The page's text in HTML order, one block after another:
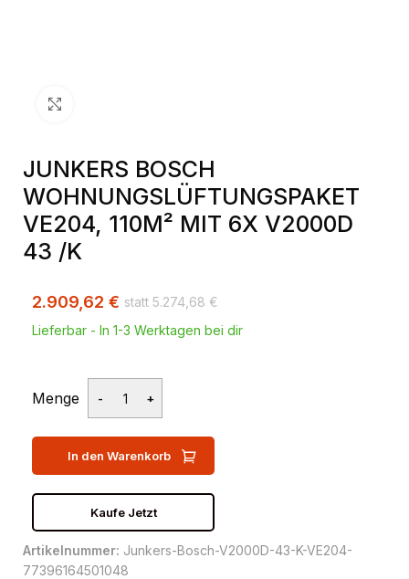
JUNKERS BOSCH
WOHNUNGSLÜFTUNGSPAKET
VE204, 110M² MIT 6X V2000D
43 /K
5.274,68 €
2.909,62 €
Lieferbar - In 1-3 Werktagen bei dir
Menge
In den Warenkorb
Kaufe Jetzt
Artikelnummer: Junkers-Bosch-V2000D-43-K-VE204-
77396164501048